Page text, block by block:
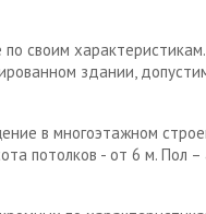
по своим
здании,
в многоэтажном
потолков - от 6 м. Пол